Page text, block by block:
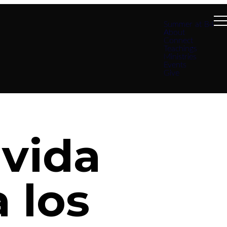
Summer at B4
About
Connect
Teachings
Ministries
Events
Give
los